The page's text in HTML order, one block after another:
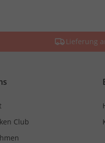
Lieferung
Club